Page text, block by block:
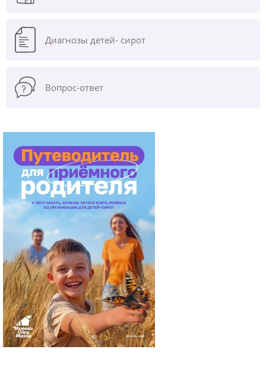
Диагнозы детей- сирот
Вопрос-ответ